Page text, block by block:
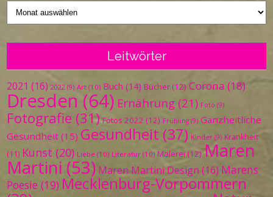
Vergangenes
Leitwörter
2021 (16) 2022 (9) Art (10) Buch (14) Bücher (12) Corona (18)
Dresden (64) Ernährung (21) Foto (9)
Fotografie (31) Fotos 2022 (12) Frühling (9) Ganzheitliche
Gesundheit (15) Gesundheit (37) Kinder (9) Krankheit
(11) Kunst (20) Liebe (10) Literatur (10) Malerei (12) Maren
Martini (53) Maren Martini Design (16) Marens
Poesie (19) Mecklenburg-Vorpommern